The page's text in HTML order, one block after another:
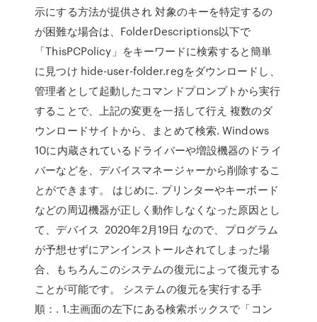
示にする方法が提供され 対象のキーを特定するの
が困難な場合は、FolderDescriptions以下で
「ThisPCPolicy」をキーワードに検索すると簡単
に見つけ hide-user-folder.regをダウンロードし、
管理者として起動したコマンドプロンプトから実行
することで、上記の変更を一括して行え 複数のダ
ウンロードサイトから、まとめて検索. Windows
10に内蔵されているドライバーや増設機器のドライ
バーなどを、デバイスマネージャーから削除するこ
とができます。 はじめに. プリンターやキーボード
などの周辺機器が正しく動作しなくなった原因とし
て、デバイス 2020年2月19日 なので、プログラム
が予想せずにアンインストールされてしまった場
合、もちろんこのシステムの復元によって復元する
ことが可能です。 システムの復元を実行する手
順：. 1.主画面の左下にある検索ボックスで「コン